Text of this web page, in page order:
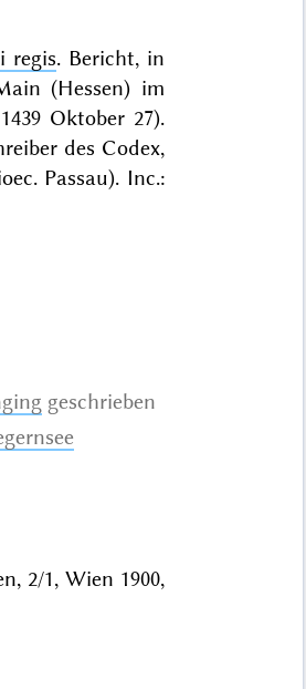
regis. Bericht, in
(Hessen) im
Oktober 27).
des Codex,
Passau). Inc.:
geschrieben
2/1, Wien 1900,